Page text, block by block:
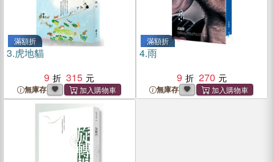
滿額折
3.虎地貓
9
315
無庫存
滿額折
4.雨
9
270
無庫存